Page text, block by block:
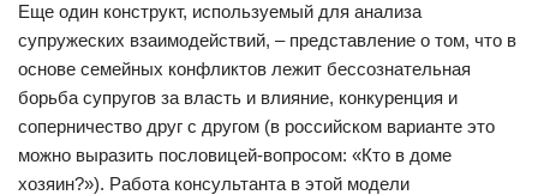
Еще один конструкт, используемый для анализа
супружеских взаимодействий, – представление о том, что в
основе семейных конфликтов лежит бессознательная
борьба супругов за власть и влияние, конкуренция и
соперничество друг с другом (в российском варианте это
можно выразить пословицей-вопросом: «Кто в доме
хозяин?»). Работа консультанта в этой модели